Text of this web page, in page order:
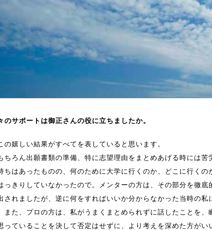
のサポートは御正さんの役に立ちましたか。
嬉しい結果がすべてを表していると思います。
ろん出願書類の準備、特に志望理由をまとめあげる時には苦
ちはあったものの、何のために大学に行くのか、どこに行く
っきりしていなかったので。メンターの方は、その部分を徹底
されましたが、逆に何をすればいいか分からなかった当時の
また、プロの方は、私がうまくまとめられずに話したことを
っていることを決して否定はせずに、より考えを深めた方が